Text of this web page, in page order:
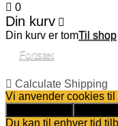
0
Din kurv
Din kurv er tomTil shop
Fortsæt
Calculate Shipping
Vi anvender cookies
Du kan til enhver tid